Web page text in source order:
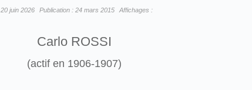
20 juin 2026 Publication : 24 mars 2015
Affichages :
Carlo ROSSI
(actif en 1906-1907)